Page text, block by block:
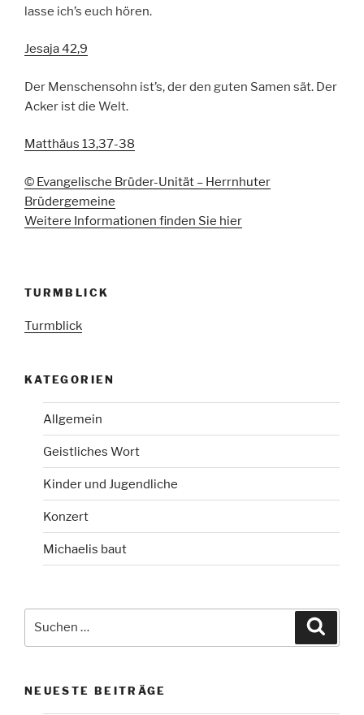
lasse ich’s euch hören.
Jesaja 42,9
Der Menschensohn ist’s, der den guten Samen sät. Der
Acker ist die Welt.
Matthäus 13,37-38
© Evangelische Brüder-Unität – Herrnhuter
Brüdergemeine
Weitere Informationen finden Sie hier
TURMBLICK
Turmblick
KATEGORIEN
Allgemein
Geistliches Wort
Kinder und Jugendliche
Konzert
Michaelis baut
NEUESTE BEITRÄGE